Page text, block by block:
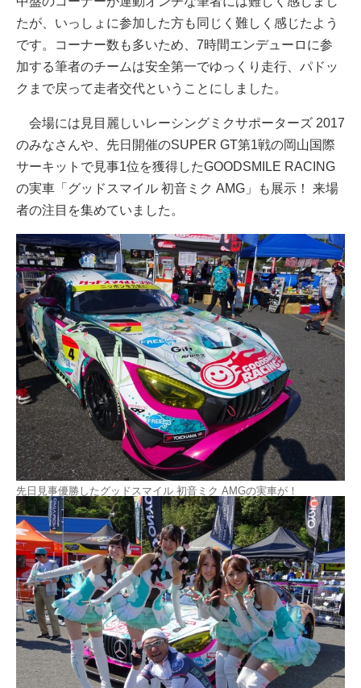
たが、いっしょに参加した方も同じく難しく感じたよう
です。コーナー数も多いため、7時間エンデューロに参
加する筆者のチームは安全第一でゆっくり走行、パドッ
クまで戻って走者交代ということにしました。
会場には見目麗しいレーシングミクサポーターズ 2017
のみなさんや、先日開催のSUPER GT第1戦の岡山国際
サーキットで見事1位を獲得したGOODSMILE RACING
の実車「グッドスマイル 初音ミク AMG」も展示！ 来場
者の注目を集めていました。
先日見事優勝したグッドスマイル 初音ミク AMGの実車が！